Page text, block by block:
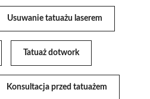
Usuwanie tatuażu laserem
Tatuaż dotwork
Konsultacja przed tatuażem